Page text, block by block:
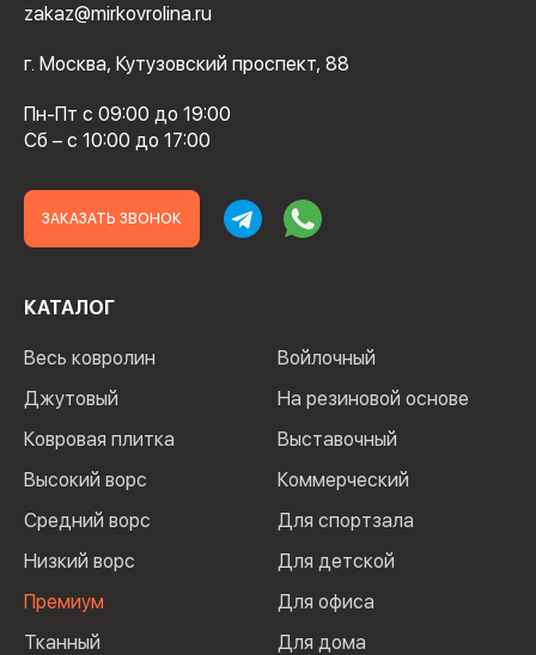
zakaz@mirkovrolina.ru
г. Москва, Кутузовский проспект, 88
Пн-Пт с 09:00 до 19:00
Сб – с 10:00 до 17:00
ЗАКАЗАТЬ ЗВОНОК
КАТАЛОГ
Весь ковролин
Джутовый
Ковровая плитка
Высокий ворс
Средний ворс
Низкий ворс
Премиум
Тканный
Войлочный
На резиновой основе
Выставочный
Коммерческий
Для спортзала
Для детской
Для офиса
Для дома